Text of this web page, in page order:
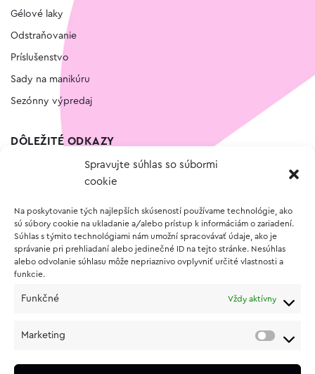
Spravujte súhlas so súbormi
cookie
Na poskytovanie tých najlepších skúseností používame technológie, ako
sú súbory cookie na ukladanie a/alebo prístup k informáciám o zariadení.
Súhlas s týmito technológiami nám umožní spracovávať údaje, ako je
správanie pri prehliadaní alebo jedinečné ID na tejto stránke. Nesúhlas
alebo odvolanie súhlasu môže nepriaznivo ovplyvniť určité vlastnosti a
funkcie.
Funkčné Vždy aktívny
Marketing
Gélové laky
Odstraňovanie
Príslušenstvo
Sady na manikúru
Sezónny výpredaj
DÔLEŽITÉ ODKAZY
Vernostný program
O NÁKUPE
Vrátenie a reklamácia tovaru